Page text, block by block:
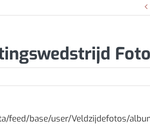
feed/base/user/Veldzijdefotos/